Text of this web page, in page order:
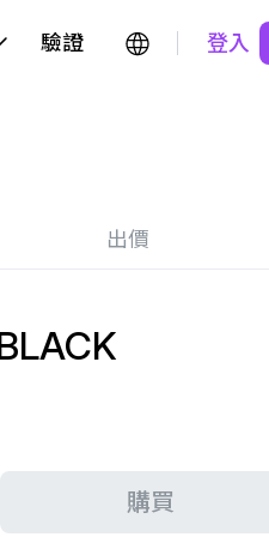
驗證 登入
出價
購買